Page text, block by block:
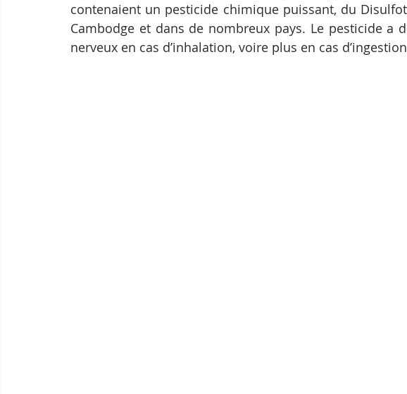
contenaient un pesticide chimique puissant, du
Cambodge et dans de nombreux pays. Le pesticide a
nerveux en cas d’inhalation, voire plus en cas